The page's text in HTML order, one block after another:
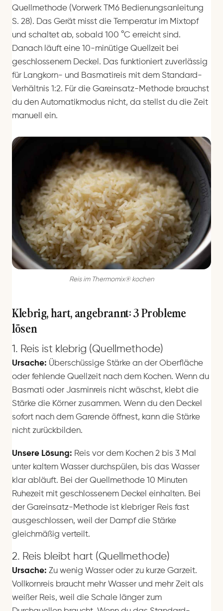
Quellmethode (Vorwerk TM6 Bedienungsanleitung
S. 28). Das Gerät misst die Temperatur im Mixtopf
und schaltet ab, sobald 100 °C erreicht sind.
Danach läuft eine 10-minütige Quellzeit bei
geschlossenem Deckel. Das funktioniert zuverlässig
für Langkorn- und Basmatireis mit dem Standard-
Verhältnis 1:2. Für die Gareinsatz-Methode brauchst
du den Automatikmodus nicht, da stellst du die Zeit
manuell ein.
Reis im Thermomix® kochen
Klebrig, hart, angebrannt: 3 Probleme
lösen
1. Reis ist klebrig (Quellmethode)
Ursache: Überschüssige Stärke an der Oberfläche
oder fehlende Quellzeit nach dem Kochen. Wenn du
Basmati oder Jasminreis nicht wäschst, klebt die
Stärke die Körner zusammen. Wenn du den Deckel
sofort nach dem Garende öffnest, kann die Stärke
nicht zurückbilden.
Unsere Lösung: Reis vor dem Kochen 2 bis 3 Mal
unter kaltem Wasser durchspülen, bis das Wasser
klar abläuft. Bei der Quellmethode 10 Minuten
Ruhezeit mit geschlossenem Deckel einhalten. Bei
der Gareinsatz-Methode ist klebriger Reis fast
ausgeschlossen, weil der Dampf die Stärke
gleichmäßig verteilt.
2. Reis bleibt hart (Quellmethode)
Ursache: Zu wenig Wasser oder zu kurze Garzeit.
Vollkornreis braucht mehr Wasser und mehr Zeit als
weißer Reis, weil die Schale länger zum